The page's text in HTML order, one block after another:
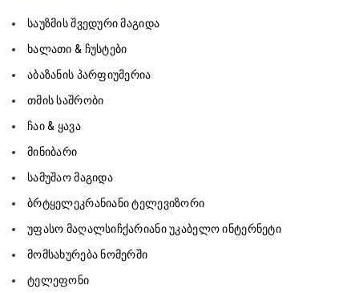
საუზმის შვედური მაგიდა
ხალათი & ჩუსტები
აბაზანის პარფიუმერია
თმის საშრობი
ჩაი & ყავა
მინიბარი
სამუშაო მაგიდა
ბრტყელეკრანიანი ტელევიზორი
უფასო მაღალსიჩქარიანი უკაბელო ინტერნეტი
მომსახურება ნომერში
ტელეფონი